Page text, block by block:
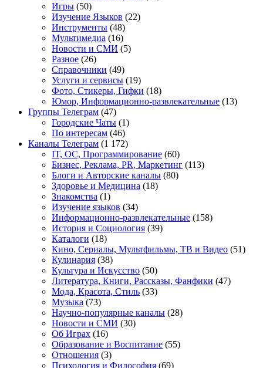
Игры (50)
Изучение Языков (22)
Инструменты (48)
Мультимедиа (16)
Новости и СМИ (5)
Разное (26)
Справочники (49)
Услуги и сервисы (19)
Фото, Стикеры, Гифки (18)
Юмор, Информационно-развлекательные (13)
Группы Телеграм (47)
Городские Чаты (1)
По интересам (46)
Каналы Телеграм (1 172)
IT, ОС, Программирование (60)
Бизнес, Реклама, PR, Маркетинг (113)
Блоги и Авторские каналы (80)
Здоровье и Медицина (18)
Знакомства (1)
Изучение языков (34)
Информационно-развлекательные (158)
История и Социология (39)
Каталоги (18)
Кино, Сериалы, Мультфильмы, ТВ и Видео (51)
Кулинария (38)
Культура и Искусство (50)
Литература, Книги, Рассказы, Фанфики (47)
Мода, Красота, Стиль (33)
Музыка (73)
Научно-популярные каналы (28)
Новости и СМИ (30)
Об Играх (16)
Образование и Воспитание (55)
Отношения (3)
Психология и Философия (69)